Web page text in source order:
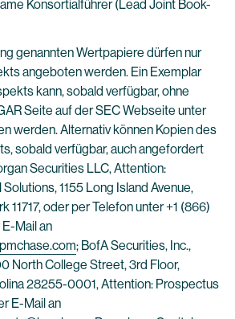
Konsortialführer (Lead Joint Book-
genannten Wertpapiere dürfen nur
angeboten werden. Ein Exemplar
kann, sobald verfügbar, ohne
Seite auf der SEC Webseite unter
werden. Alternativ können Kopien des
sobald verfügbar, auch angefordert
Securities LLC, Attention:
1155 Long Island Avenue,
11717, oder per Telefon unter +1 (866)
Mail an
; BofA Securities, Inc.,
North College Street, 3rd Floor,
28255-0001, Attention: Prospectus
E-Mail an